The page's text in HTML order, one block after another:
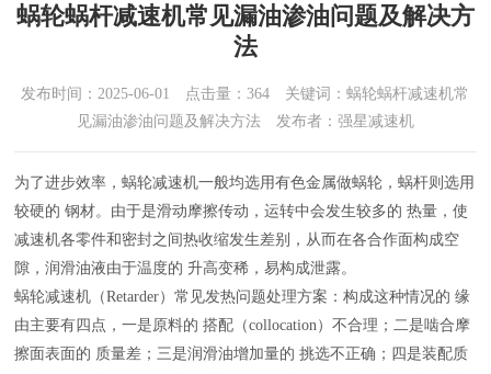
蜗轮蜗杆减速机常见漏油渗油问题及解决方
法
发布时间：2025-06-01 点击量：364 关键词：蜗轮蜗杆减速机常
见漏油渗油问题及解决方法 发布者：强星减速机
为了进步效率，蜗轮减速机一般均选用有色金属做蜗轮，蜗杆则选用
较硬的 钢材。由于是滑动摩擦传动，运转中会发生较多的 热量，使
减速机各零件和密封之间热收缩发生差别，从而在各合作面构成空
隙，润滑油液由于温度的 升高变稀，易构成泄露。
蜗轮减速机（Retarder）常见发热问题处理方案：构成这种情况的 缘
由主要有四点，一是原料的 搭配（collocation）不合理；二是啮合摩
擦面表面的 质量差；三是润滑油增加量的 挑选不正确；四是装配质